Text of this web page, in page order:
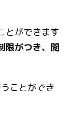
とができます
限がつき、閲
ことができ